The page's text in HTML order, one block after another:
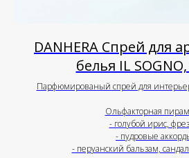
DANHERA Спрей для
белья IL
Парфюмированый спрей для
Ольфакторная
- голубой ирис,
- пудровые
- перуанский бальзам,